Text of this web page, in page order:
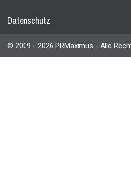
Datenschutz
© 2009 - 2026 PRMaximus - Alle